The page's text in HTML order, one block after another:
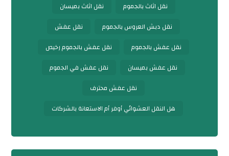
نقل اثاث بالجموم
نقل اثاث بميسان
نقل دبش العروس بالجموم
نقل عفش
نقل عفش بالجموم
نقل عفش بالجموم رخيص
نقل عفش بميسان
نقل عفش في الجموم
نقل عفش محترف
هل النقل العشوائي أوفر أم الاستعانة بالشركات